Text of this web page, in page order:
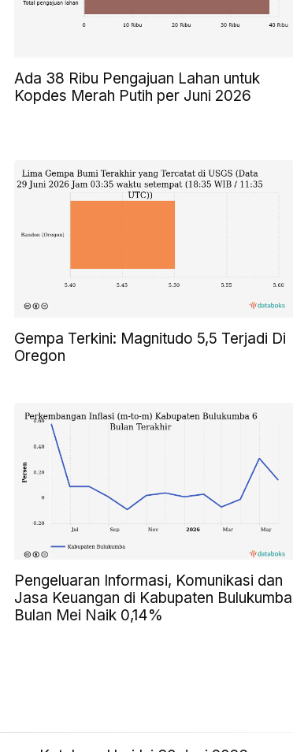
Ada 38 Ribu Pengajuan Lahan untuk
Kopdes Merah Putih per Juni 2026
Gempa Terkini: Magnitudo 5,5 Terjadi Di
Oregon
Pengeluaran Informasi, Komunikasi dan
Jasa Keuangan di Kabupaten Bulukumba
Bulan Mei Naik 0,14%